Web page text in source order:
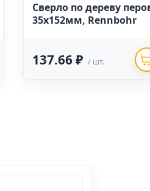
Сверло по дереву
35х152мм, Rennbohr
137.66 ₽ / шт.